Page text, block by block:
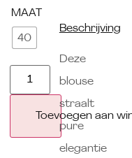
MAAT
40
Toevoegen aan
Beschrijving
Deze
blouse
straalt
pure
elegantie